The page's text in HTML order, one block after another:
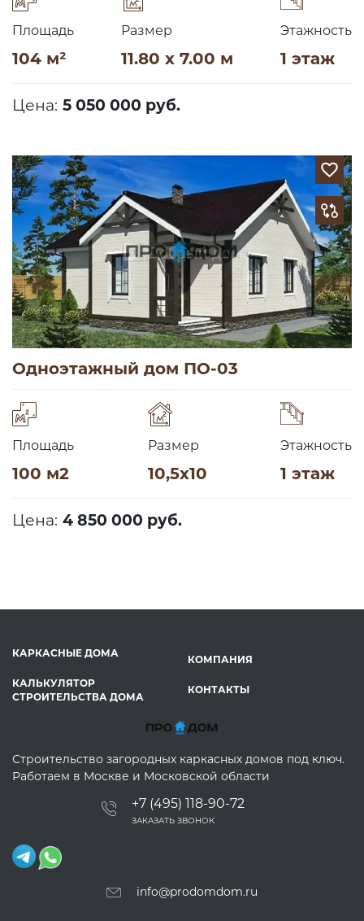
Площадь
104 м²
Размер
11.80 x 7.00 м
Этажность
1 этаж
Цена: 5 050 000 руб.
Одноэтажный дом ПО-03
Площадь
100 м2
Размер
10,5х10
Этажность
1 этаж
Цена: 4 850 000 руб.
КАРКАСНЫЕ ДОМА
КАЛЬКУЛЯТОР
СТРОИТЕЛЬСТВА ДОМА
КОМПАНИЯ
КОНТАКТЫ
Строительство загородных каркасных домов под ключ.
Работаем в Москве и Московской области
+7 (495) 118-90-72
ЗАКАЗАТЬ ЗВОНОК
info@prodomdom.ru